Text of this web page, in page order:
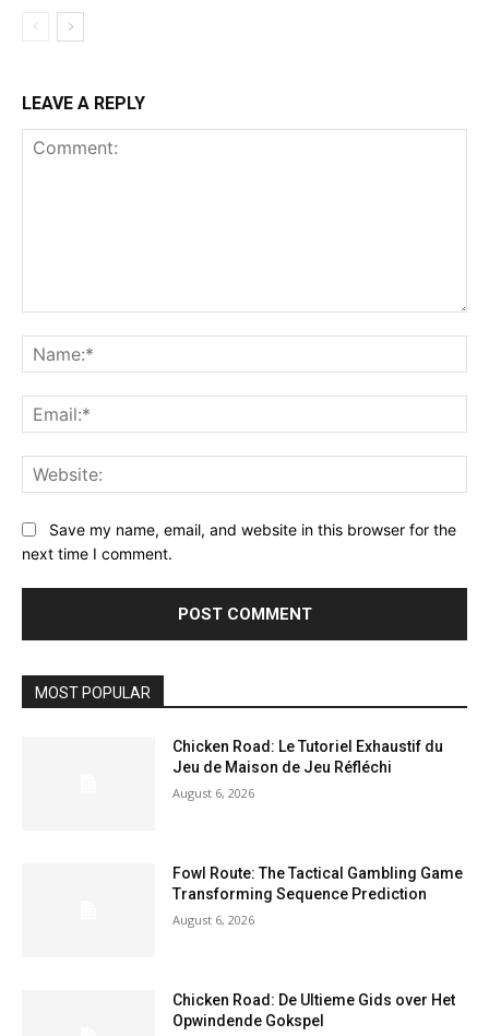
LEAVE A REPLY
Save my name, email, and website in this browser for the
next time I comment.
MOST POPULAR
Chicken Road: Le Tutoriel Exhaustif du
Jeu de Maison de Jeu Réfléchi
August 6, 2026
Fowl Route: The Tactical Gambling Game
Transforming Sequence Prediction
August 6, 2026
Chicken Road: De Ultieme Gids over Het
Opwindende Gokspel